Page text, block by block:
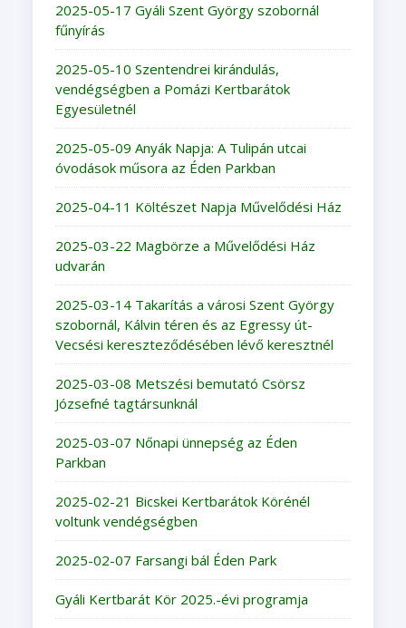
2025-05-17 Gyáli Szent György szobornál
fűnyírás
2025-05-10 Szentendrei kirándulás,
vendégségben a Pomázi Kertbarátok
Egyesületnél
2025-05-09 Anyák Napja: A Tulipán utcai
óvodások műsora az Éden Parkban
2025-04-11 Költészet Napja Művelődési Ház
2025-03-22 Magbörze a Művelődési Ház
udvarán
2025-03-14 Takarítás a városi Szent György
szobornál, Kálvin téren és az Egressy út-
Vecsési kereszteződésében lévő keresztnél
2025-03-08 Metszési bemutató Csörsz
Józsefné tagtársunknál
2025-03-07 Nőnapi ünnepség az Éden
Parkban
2025-02-21 Bicskei Kertbarátok Körénél
voltunk vendégségben
2025-02-07 Farsangi bál Éden Park
Gyáli Kertbarát Kör 2025.-évi programja